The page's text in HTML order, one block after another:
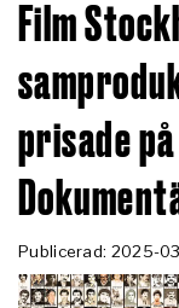
Film
prisade på
Publicerad: 2025-